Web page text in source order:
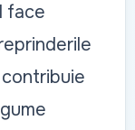
face